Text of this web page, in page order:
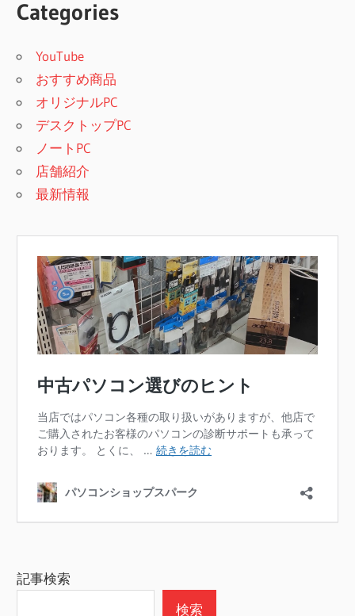
Categories
YouTube
おすすめ商品
オリジナルPC
デスクトップPC
ノートPC
店舗紹介
最新情報
記事検索
検索